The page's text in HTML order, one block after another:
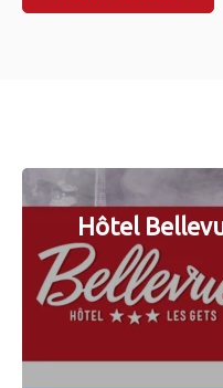
Hôtel